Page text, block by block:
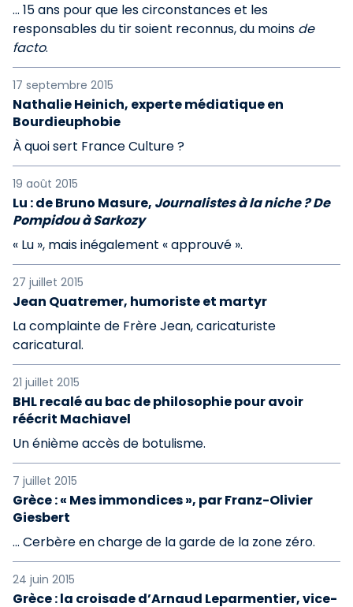
… 15 ans pour que les circonstances et les
responsables du tir soient reconnus, du moins de
facto.
17 septembre 2015
Nathalie Heinich, experte médiatique en
Bourdieuphobie
À quoi sert France Culture ?
19 août 2015
Lu : de Bruno Masure, Journalistes à la niche ? De
Pompidou à Sarkozy
« Lu », mais inégalement « approuvé ».
27 juillet 2015
Jean Quatremer, humoriste et martyr
La complainte de Frère Jean, caricaturiste
caricatural.
21 juillet 2015
BHL recalé au bac de philosophie pour avoir
réécrit Machiavel
Un énième accès de botulisme.
7 juillet 2015
Grèce : « Mes immondices », par Franz-Olivier
Giesbert
… Cerbère en charge de la garde de la zone zéro.
24 juin 2015
Grèce : la croisade d’Arnaud Leparmentier, vice-